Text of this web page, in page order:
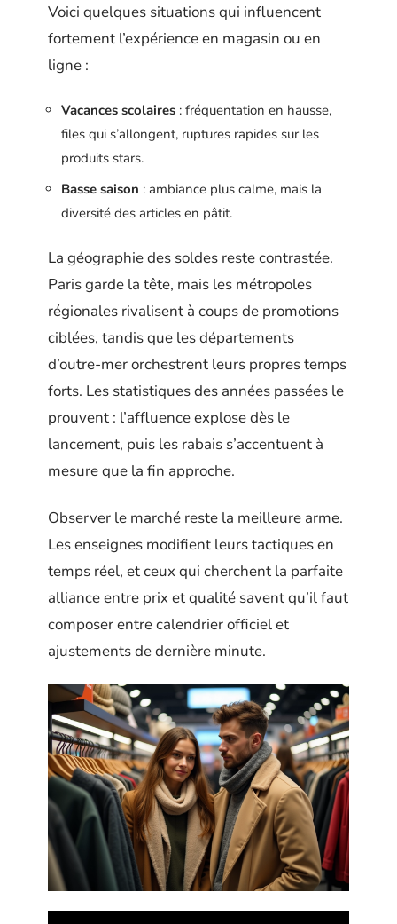
Voici quelques situations qui influencent
fortement l’expérience en magasin ou en
ligne :
Vacances scolaires : fréquentation en hausse,
files qui s’allongent, ruptures rapides sur les
produits stars.
Basse saison : ambiance plus calme, mais la
diversité des articles en pâtit.
La géographie des soldes reste contrastée.
Paris garde la tête, mais les métropoles
régionales rivalisent à coups de promotions
ciblées, tandis que les départements
d’outre-mer orchestrent leurs propres temps
forts. Les statistiques des années passées le
prouvent : l’affluence explose dès le
lancement, puis les rabais s’accentuent à
mesure que la fin approche.
Observer le marché reste la meilleure arme.
Les enseignes modifient leurs tactiques en
temps réel, et ceux qui cherchent la parfaite
alliance entre prix et qualité savent qu’il faut
composer entre calendrier officiel et
ajustements de dernière minute.